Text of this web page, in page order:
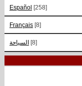
Español [258]
Français [8]
السياحة [8]